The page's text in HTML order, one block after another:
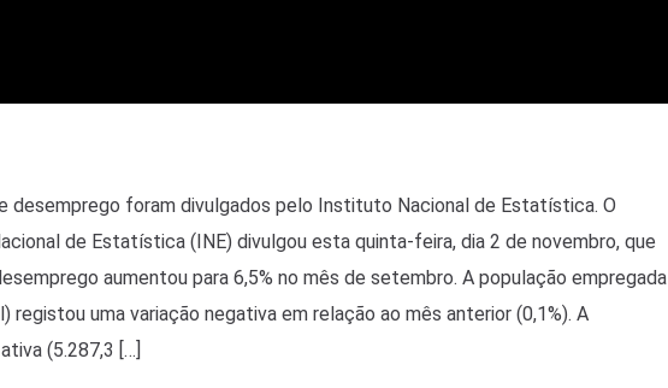
desemprego foram divulgados pelo Instituto Nacional de Estatística. O
de Estatística (INE) divulgou esta quinta-feira, dia 2 de novembro, que
aumentou para 6,5% no mês de setembro. A população empregada
registou uma variação negativa em relação ao mês anterior (0,1%). A
(5.287,3 […]